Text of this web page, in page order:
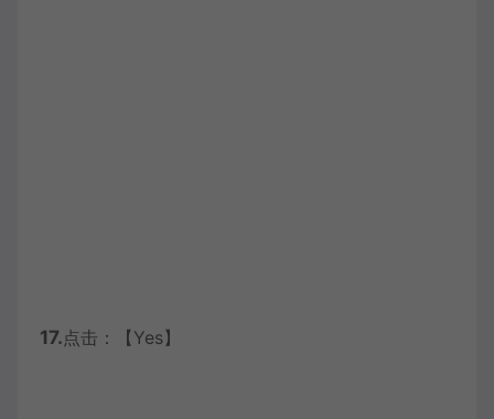
17.点击：【Yes】